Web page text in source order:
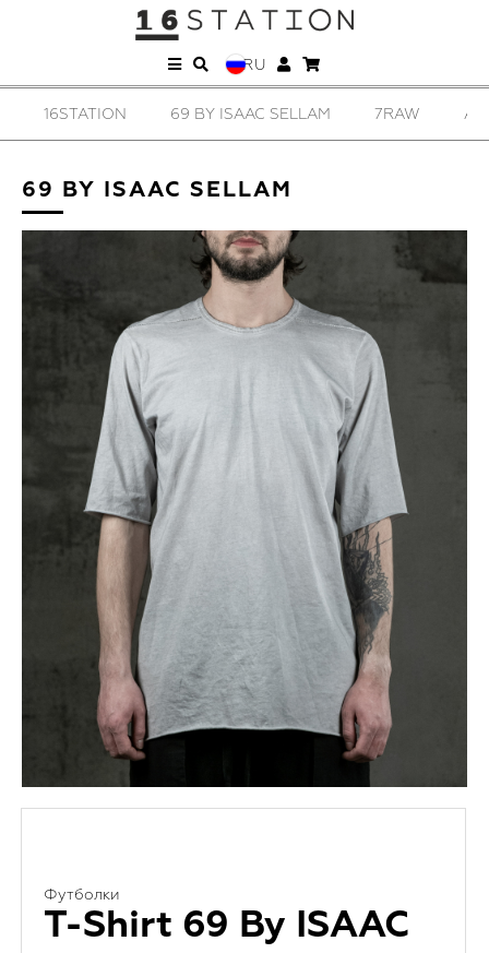
RU
16STATION 69 BY ISAAC SELLAM 7RAW
69 BY ISAAC SELLAM
Футболки
T-Shirt 69 By ISAAC